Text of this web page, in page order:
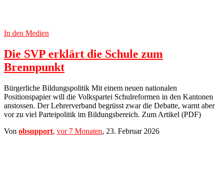
In den Medien
Die SVP erklärt die Schule zum
Brennpunkt
Bürgerliche Bildungspolitik Mit einem neuen nationalen
Positionspapier will die Volkspartei Schulreformen in den Kantonen
anstossen. Der Lehrerverband begrüsst zwar die Debatte, warnt aber
vor zu viel Parteipolitik im Bildungsbereich. Zum Artikel (PDF)
Von obsupport, vor 7 Monaten, 23. Februar 2026